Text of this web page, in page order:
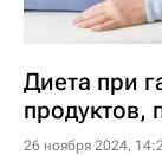
Диета при
26 ноября 2024,